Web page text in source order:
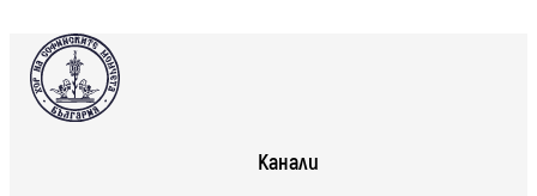
Канали